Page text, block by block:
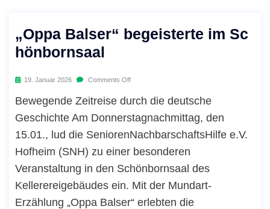
„Oppa Balser“ begeisterte im Sc
hönbornsaal
19. Januar 2026 Comments Off
Bewegende Zeitreise durch die deutsche
Geschichte Am Donnerstagnachmittag, den
15.01., lud die SeniorenNachbarschaftsHilfe e.V.
Hofheim (SNH) zu einer besonderen
Veranstaltung in den Schönbornsaal des
Kellerereigebäudes ein. Mit der Mundart-
Erzählung „Oppa Balser“ erlebten die